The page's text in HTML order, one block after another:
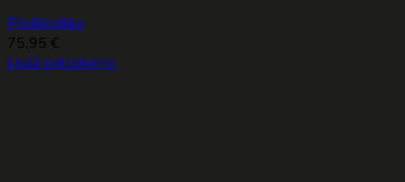
Pilvikirsikka
75,95 €
Lisää ostoskoriin